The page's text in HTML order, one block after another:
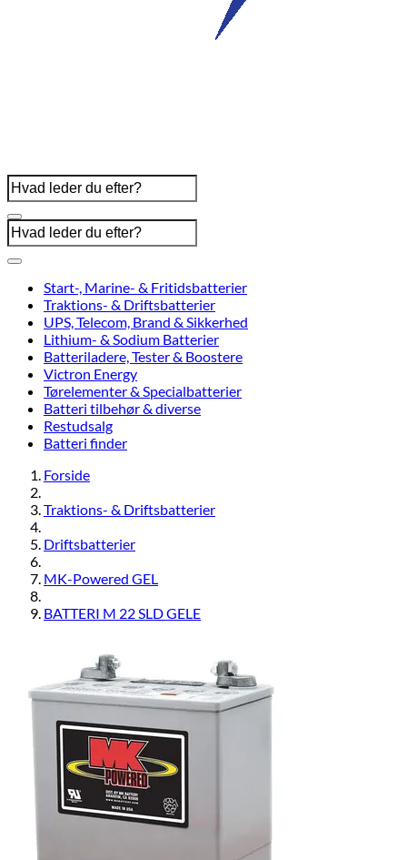
Start-, Marine- & Fritidsbatterier
Traktions- & Driftsbatterier
UPS, Telecom, Brand & Sikkerhed
Lithium- & Sodium Batterier
Batteriladere, Tester & Boostere
Victron Energy
Tørelementer & Specialbatterier
Batteri tilbehør & diverse
Restudsalg
Batteri finder
Forside
Traktions- & Driftsbatterier
Driftsbatterier
MK-Powered GEL
BATTERI M 22 SLD GELE